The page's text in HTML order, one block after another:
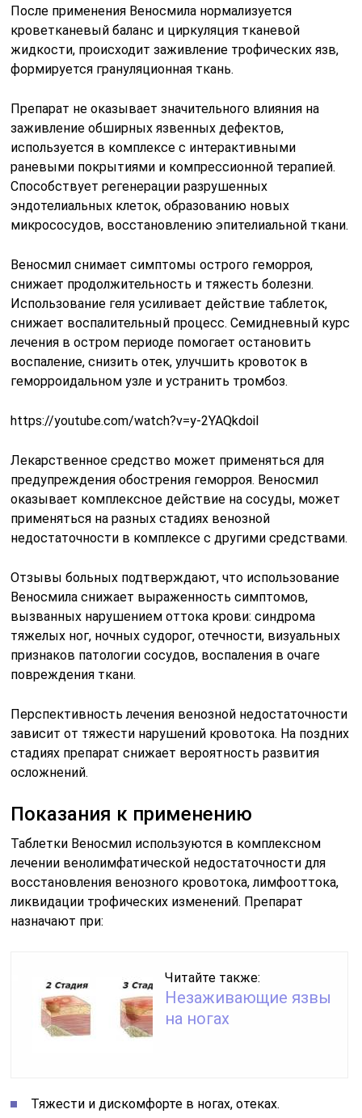
После применения Веносмила нормализуется
кроветканевый баланс и циркуляция тканевой
жидкости, происходит заживление трофических язв,
формируется грануляционная ткань.
Препарат не оказывает значительного влияния на
заживление обширных язвенных дефектов,
используется в комплексе с интерактивными
раневыми покрытиями и компрессионной терапией.
Способствует регенерации разрушенных
эндотелиальных клеток, образованию новых
микрососудов, восстановлению эпителиальной ткани.
Веносмил снимает симптомы острого геморроя,
снижает продолжительность и тяжесть болезни.
Использование геля усиливает действие таблеток,
снижает воспалительный процесс. Семидневный курс
лечения в остром периоде помогает остановить
воспаление, снизить отек, улучшить кровоток в
геморроидальном узле и устранить тромбоз.
https://youtube.com/watch?v=y-2YAQkdoiI
Лекарственное средство может применяться для
предупреждения обострения геморроя. Веносмил
оказывает комплексное действие на сосуды, может
применяться на разных стадиях венозной
недостаточности в комплексе с другими средствами.
Отзывы больных подтверждают, что использование
Веносмила снижает выраженность симптомов,
вызванных нарушением оттока крови: синдрома
тяжелых ног, ночных судорог, отечности, визуальных
признаков патологии сосудов, воспаления в очаге
повреждения ткани.
Перспективность лечения венозной недостаточности
зависит от тяжести нарушений кровотока. На поздних
стадиях препарат снижает вероятность развития
осложнений.
Показания к применению
Таблетки Веносмил используются в комплексном
лечении венолимфатической недостаточности для
восстановления венозного кровотока, лимфооттока,
ликвидации трофических изменений. Препарат
назначают при:
Читайте также:
Незаживающие язвы
на ногах
Тяжести и дискомфорте в ногах, отеках.